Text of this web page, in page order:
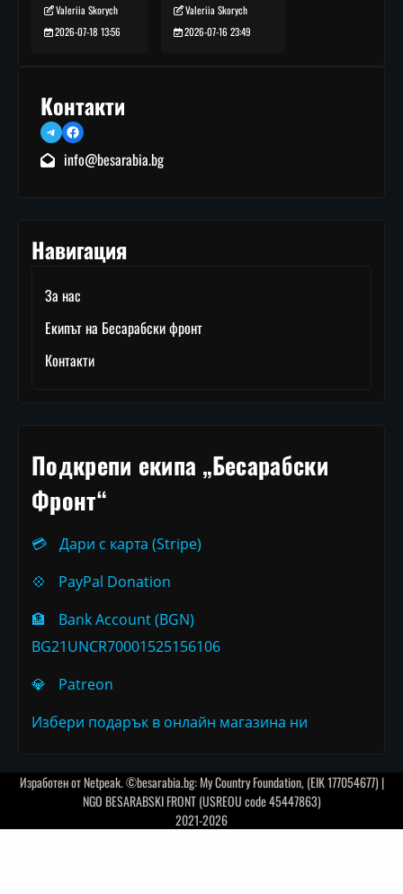
Valeriia Skorych
2026-07-18 13:56
Valeriia Skorych
2026-07-16 23:49
Контакти
TelegramFacebook
info@besarabia.bg
Навигация
За нас
Екипът на Бесарабски фронт
Контакти
Подкрепи екипа „Бесарабски
Фронт“
💳
Дари с карта (Stripe)
💠
PayPal Donation
🏦
Bank Account (BGN)
BG21UNCR70001525156106
💎
Patreon
Избери подарък в онлайн магазина ни
Изработен отNetpeak. ©besarabia.bg: My Country Foundation, (EIK 177054677) |
NGO BESARABSKI FRONT (USREOU code 45447863)
2021-2026